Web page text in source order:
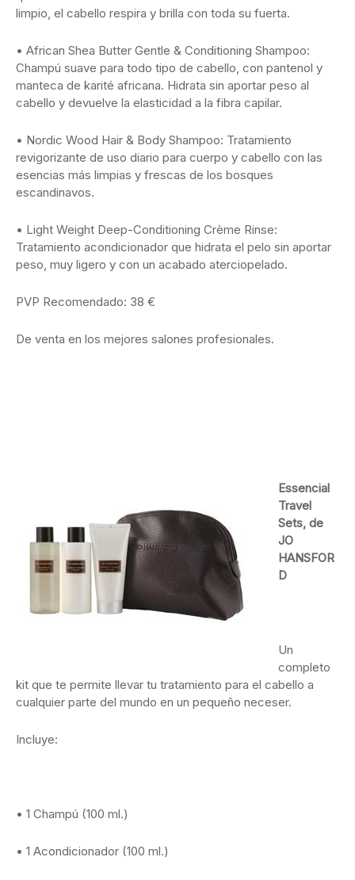
limpio, el cabello respira y brilla con toda su fuerta.
• African Shea Butter Gentle & Conditioning Shampoo:
Champú suave para todo tipo de cabello, con pantenol y
manteca de karité africana. Hidrata sin aportar peso al
cabello y devuelve la elasticidad a la fibra capilar.
• Nordic Wood Hair & Body Shampoo: Tratamiento
revigorizante de uso diario para cuerpo y cabello con las
esencias más limpias y frescas de los bosques
escandinavos.
• Light Weight Deep-Conditioning Crème Rinse:
Tratamiento acondicionador que hidrata el pelo sin aportar
peso, muy ligero y con un acabado aterciopelado.
PVP Recomendado: 38 €
De venta en los mejores salones profesionales.
Essencial
Travel
Sets, de
JO
HANSFOR
D
Un
completo
kit que te permite llevar tu tratamiento para el cabello a
cualquier parte del mundo en un pequeño neceser.
Incluye:
• 1 Champú (100 ml.)
• 1 Acondicionador (100 ml.)